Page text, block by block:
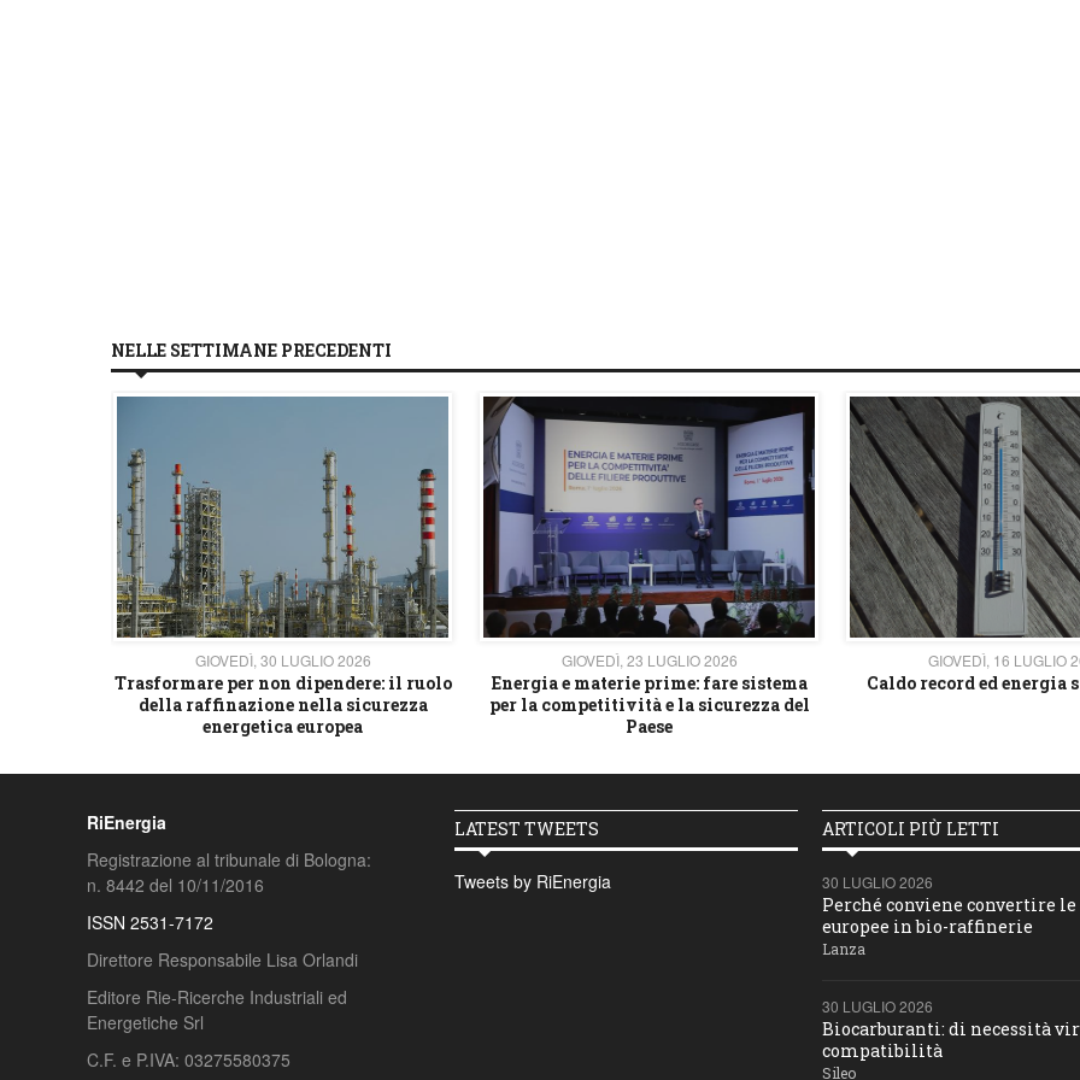
NELLE SETTIMANE PRECEDENTI
GIOVEDÌ, 30 LUGLIO 2026
Trasformare per non dipendere: il ruolo
della raffinazione nella sicurezza
energetica europea
GIOVEDÌ, 23 LUGLIO 2026
Energia e materie prime: fare sistema
per la competitività e la sicurezza del
Paese
GIOVEDÌ, 16 LUGLIO
Caldo record ed energia
RiEnergia
Registrazione al tribunale di Bologna:
n. 8442 del 10/11/2016
ISSN 2531-7172
Direttore Responsabile Lisa Orlandi
Editore Rie-Ricerche Industriali ed
Energetiche Srl
C.F. e P.IVA: 03275580375
LATEST TWEETS
Tweets by RiEnergia
ARTICOLI PIÙ LETTI
30 LUGLIO 2026
Perché conviene convertire
europee in bio-raffinerie
Lanza
30 LUGLIO 2026
Biocarburanti: di necessità
compatibilità
Sileo